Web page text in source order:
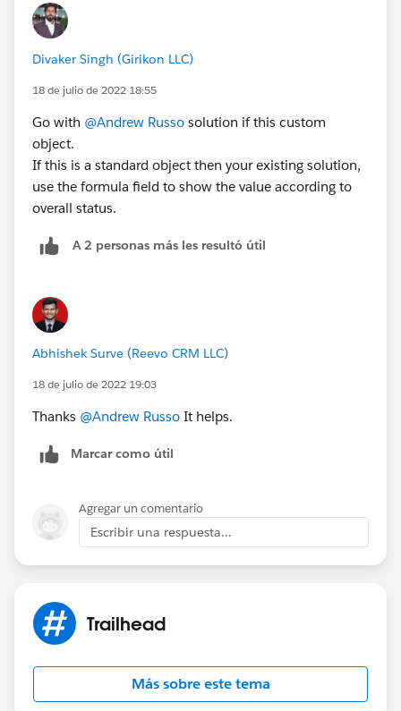
Divaker Singh (Girikon LLC)
18 de julio de 2022 18:55
Go with @Andrew Russo solution if this custom
object.
If this is a standard object then your existing solution,
use the formula field to show the value according to
overall status.
A 2 personas más les resultó útil
Abhishek Surve (Reevo CRM LLC)
18 de julio de 2022 19:03
Thanks @Andrew Russo It helps.
Marcar como útil
Agregar un comentario
Escribir una respuesta...
Trailhead
Más sobre este tema